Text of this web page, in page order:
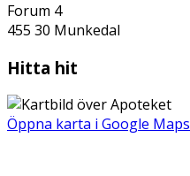
Forum 4
455 30 Munkedal
Hitta hit
Öppna karta i Google Maps